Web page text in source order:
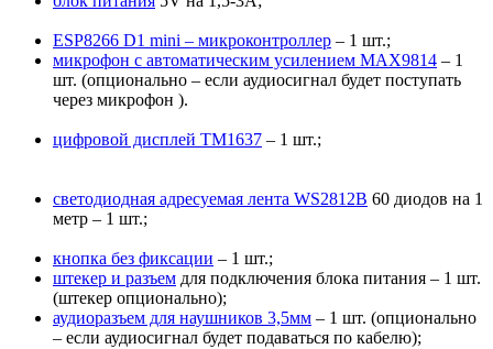
ESP8266 D1 mini – микроконтроллер – 1 шт.;
микрофон с автоматическим усилением MAX9814 – 1
шт. (опционально – если аудиосигнал будет поступать
через микрофон ).
цифровой дисплей TM1637 – 1 шт.;
светодиодная адресуемая лента WS2812B 60 диодов на 1
метр – 1 шт.;
кнопка без фиксации – 1 шт.;
штекер и разъем для подключения блока питания – 1 шт.
(штекер опционально);
аудиоразъем для наушников 3,5мм – 1 шт. (опционально
– если аудиосигнал будет подаваться по кабелю);